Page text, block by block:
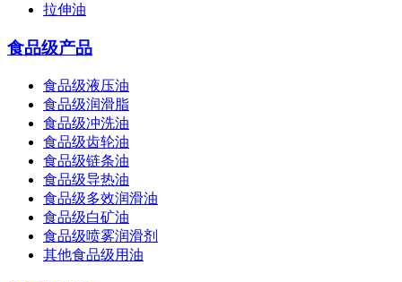
拉伸油
食品级产品
食品级液压油
食品级润滑脂
食品级冲洗油
食品级齿轮油
食品级链条油
食品级导热油
食品级多效润滑油
食品级白矿油
食品级喷雾润滑剂
其他食品级用油